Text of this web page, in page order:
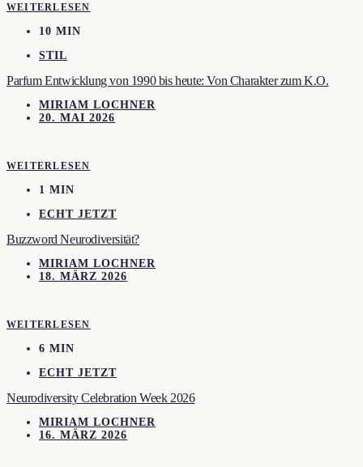
WEITERLESEN
10 MIN
STIL
Parfum Entwicklung von 1990 bis heute: Von Charakter zum K.O.
MIRIAM LOCHNER
20. MAI 2026
WEITERLESEN
1 MIN
ECHT JETZT
Buzzword Neurodiversität?
MIRIAM LOCHNER
18. MÄRZ 2026
WEITERLESEN
6 MIN
ECHT JETZT
Neurodiversity Celebration Week 2026
MIRIAM LOCHNER
16. MÄRZ 2026